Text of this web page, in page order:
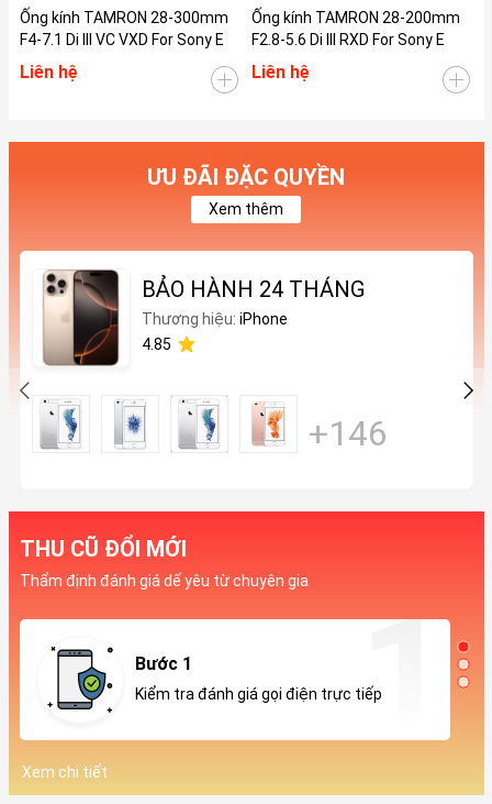
Ống kính TAMRON 28-300mm
F4-7.1 Di III VC VXD For Sony E
Liên hệ
Ống kính TAMRON 28-200mm
F2.8-5.6 Di III RXD For Sony E
Liên hệ
ƯU ĐÃI ĐẶC QUYỀN
Xem thêm
BẢO HÀNH 24 THÁNG
Thương hiệu: iPhone
4.85
+146
THU CŨ ĐỔI MỚI
Thẩm định đánh giá dế yêu từ chuyên gia
Xem chi tiết
Bước 1
Kiểm tra đánh giá gọi điện trực tiếp